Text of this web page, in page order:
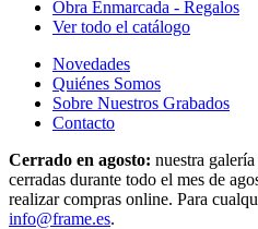
Obra Enmarcada - Regalos
Ver todo el catálogo
Novedades
Quiénes Somos
Sobre Nuestros Grabados
Contacto
Cerrado en agosto: nuestra
cerradas durante todo el mes de
realizar compras online. Para
info@frame.es.